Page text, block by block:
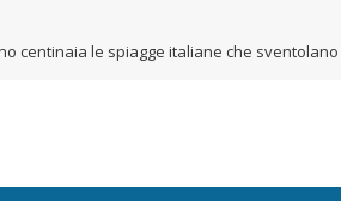
centinaia le spiagge italiane che